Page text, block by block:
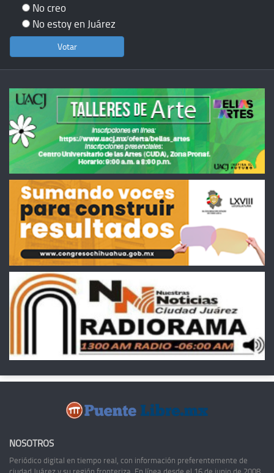
No creo
No estoy en Juárez
NOSOTROS
Periódico digital en tiempo real, con información preferentemente de